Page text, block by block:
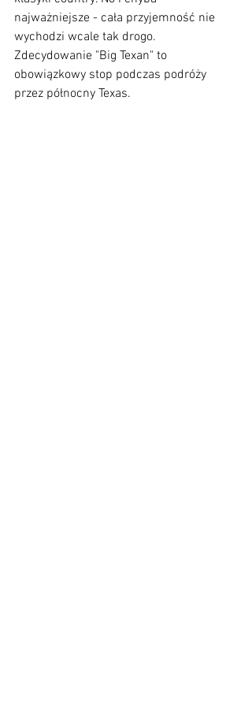
najważniejsze - cała przyjemność nie
wychodzi wcale tak drogo.
Zdecydowanie "Big Texan" to
obowiązkowy stop podczas podróży
przez północny Texas.